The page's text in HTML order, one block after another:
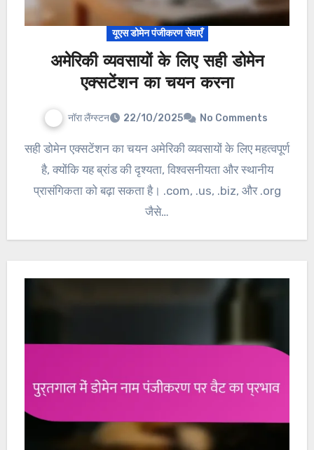
यूएस डोमेन पंजीकरण सेवाएँ
अमेरिकी व्यवसायों के लिए सही डोमेन
एक्सटेंशन का चयन करना
नॉरा लैंग्स्टन 22/10/2025 No Comments
सही डोमेन एक्सटेंशन का चयन अमेरिकी व्यवसायों के लिए महत्वपूर्ण
है, क्योंकि यह ब्रांड की दृश्यता, विश्वसनीयता और स्थानीय
प्रासंगिकता को बढ़ा सकता है। .com, .us, .biz, और .org
जैसे…